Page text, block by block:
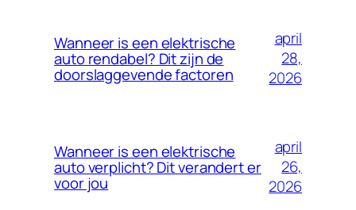
Wanneer is een elektrische
auto rendabel? Dit zijn de
doorslaggevende factoren
april
28,
2026
Wanneer is een elektrische
auto verplicht? Dit verandert er
voor jou
april
26,
2026